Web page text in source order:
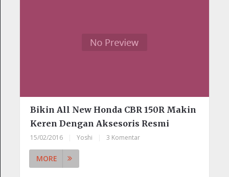
Bikin All New Honda CBR 150R Makin
Keren Dengan Aksesoris Resmi
15/02/2016 Yoshi 3 Komentar
MORE